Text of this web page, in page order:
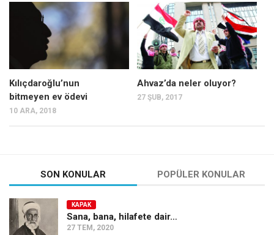
Mehmet Ali Tekin
Abir E. Nahas
Amina S. Jenenkovic
Bağdagül Öz
Esra Elönü
Kategoriler
Kültür Sanat
Kitap
Kılıçdaroğlu’nun
bitmeyen ev ödevi
10 ARA, 2018
Ahvaz’da neler oluyor?
27 ŞUB, 2017
SON KONULAR POPÜLER KONULAR
KAPAK
Sana, bana, hilafete dair…
27 TEM, 2020